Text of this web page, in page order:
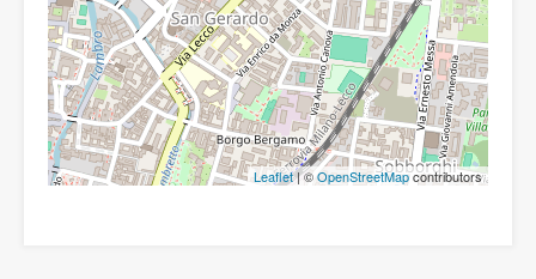
Leaflet| ©OpenStreetMapcontributors